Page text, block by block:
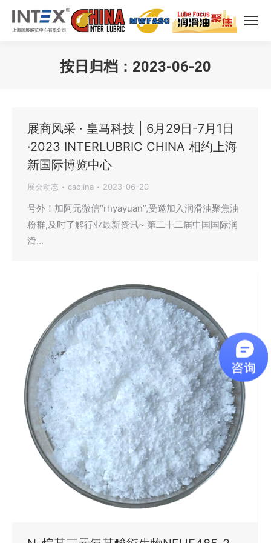
按日归档： 2023-06-20
展商风采 · 皇马科技 | 6月29日-7月1日
·2023 INTERLUBRIC CHINA 相约上海
新国际博览中心
展会动态 caolina 2023-06-20
号外！加阿元微信“rhyayuan”,受邀加入润滑油聚焦油
粉群,及时了解行业最新资讯~ 第二十二届中国国际润
滑…